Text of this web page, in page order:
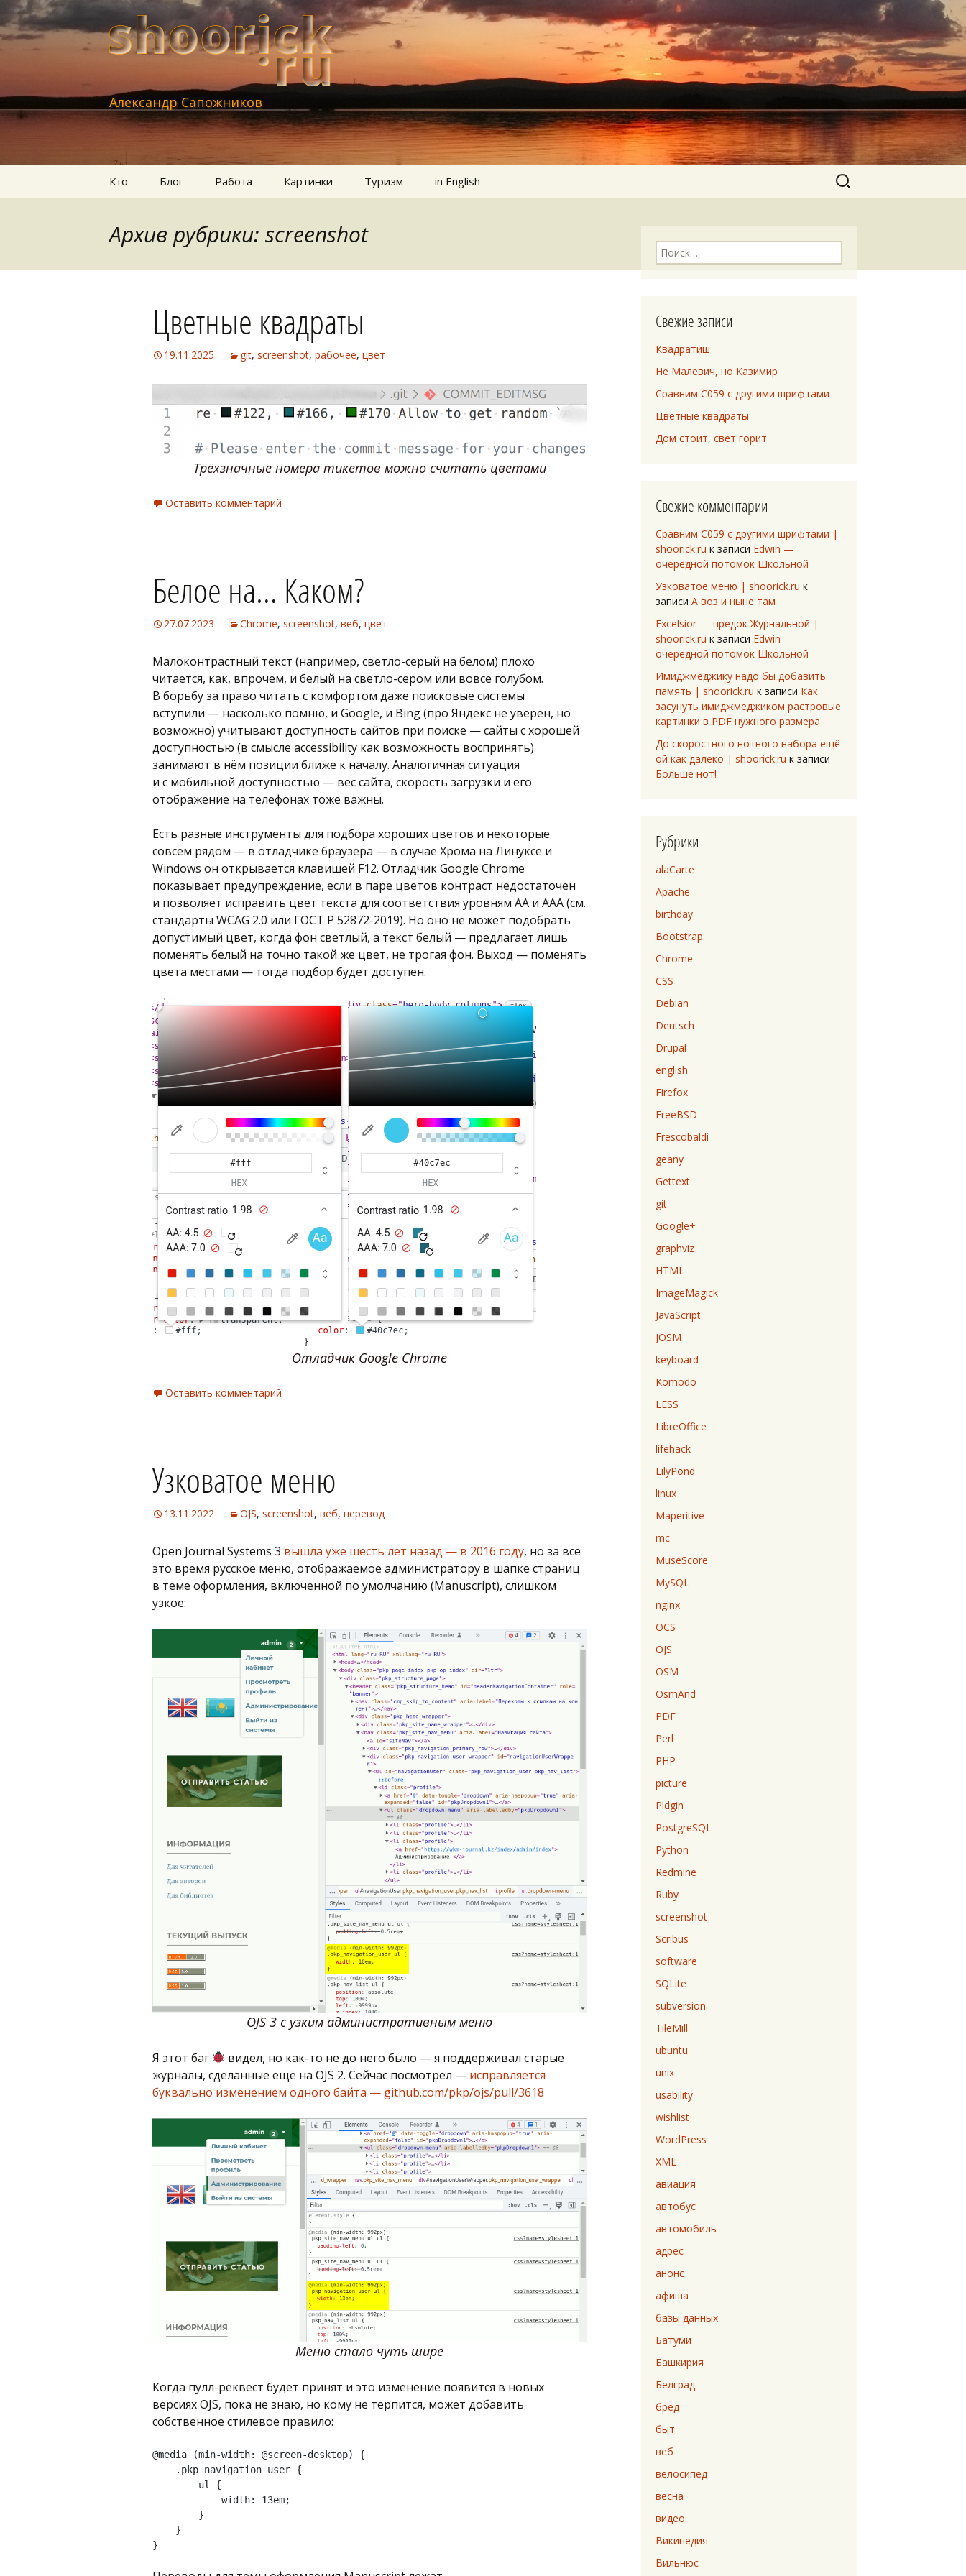
Александр Сапожников
Кто Блог Работа Картинки Туризм in English Найти:
Архив рубрики: screenshot
Цветные квадраты
19.11.2025 git, screenshot, рабочее, цвет
Трёхзначные номера тикетов можно считать цветами
Оставить комментарий
Белое на… Каком?
27.07.2023 Chrome, screenshot, веб, цвет
Малоконтрастный текст (например, светло-серый на белом) плохо
читается, как, впрочем, и белый на светло-сером или вовсе голубом.
В борьбу за право читать с комфортом даже поисковые системы
вступили — насколько помню, и Google, и Bing (про Яндекс не уверен, но
возможно) учитывают доступность сайтов при поиске — сайты с хорошей
доступностью (в смысле accessibility как возможность воспринять)
занимают в нём позиции ближе к началу. Аналогичная ситуация
и с мобильной доступностью — вес сайта, скорость загрузки и его
отображение на телефонах тоже важны.
Есть разные инструменты для подбора хороших цветов и некоторые
совсем рядом — в отладчике браузера — в случае Хрома на Линуксе и
Windows он открывается клавишей F12. Отладчик Google Chrome
показывает предупреждение, если в паре цветов контраст недостаточен
и позволяет исправить цвет текста для соответствия уровням AA и AAA (см.
стандарты WCAG 2.0 или ГОСТ Р 52872-2019). Но оно не может подобрать
допустимый цвет, когда фон светлый, а текст белый — предлагает лишь
поменять белый на точно такой же цвет, не трогая фон. Выход — поменять
цвета местами — тогда подбор будет доступен.
Отладчик Google Chrome
Оставить комментарий
Узковатое меню
13.11.2022 OJS, screenshot, веб, перевод
Open Journal Systems 3 вышла уже шесть лет назад — в 2016 году, но за всё
это время русское меню, отображаемое администратору в шапке страниц
в теме оформления, включенной по умолчанию (Manuscript), слишком
узкое:
OJS 3 с узким административным меню
Я этот баг
видел, но как-то не до него было — я поддерживал старые
журналы, сделанные ещё на OJS 2. Сейчас посмотрел — исправляется
буквально изменением одного байта — github.com/pkp/ojs/pull/3618
Меню стало чуть шире
Когда пулл-реквест будет принят и это изменение появится в новых
версиях OJS, пока не знаю, но кому не терпится, может добавить
собственное стилевое правило:
@media (min-width: @screen-desktop) {
}
Найти:
Свежие записи
Квадратиш
Не Малевич, но Казимир
Сравним C059 с другими шрифтами
Цветные квадраты
Дом стоит, свет горит
Свежие комментарии
Сравним C059 с другими шрифтами |
shoorick.ru к записи Edwin —
очередной потомок Школьной
Узковатое меню | shoorick.ru к
записи А воз и ныне там
Excelsior — предок Журнальной |
shoorick.ru к записи Edwin —
очередной потомок Школьной
Имиджмеджику надо бы добавить
память | shoorick.ru к записи Как
засунуть имиджмеджиком растровые
картинки в PDF нужного размера
До скоростного нотного набора ещё
ой как далеко | shoorick.ru к записи
Больше нот!
Рубрики
alaCarte
Apache
birthday
Bootstrap
Chrome
CSS
Debian
Deutsch
Drupal
english
Firefox
FreeBSD
Frescobaldi
geany
Gettext
git
Google+
graphviz
HTML
ImageMagick
JavaScript
JOSM
keyboard
Komodo
LESS
LibreOffice
lifehack
LilyPond
linux
Maperitive
mc
MuseScore
MySQL
nginx
OCS
OJS
OSM
OsmAnd
PDF
Perl
PHP
picture
Pidgin
PostgreSQL
Python
Redmine
Ruby
screenshot
Scribus
software
SQLite
subversion
TileMill
ubuntu
unix
usability
wishlist
WordPress
XML
авиация
автобус
автомобиль
адрес
анонс
афиша
базы данных
Батуми
Башкирия
Белград
бред
быт
веб
велосипед
весна
видео
Википедия
Вильнюс